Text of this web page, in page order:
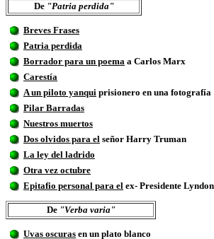
De "Patria perdida"
Breves Frases
Patria perdida
Borrador para un poema a Carlos Marx
Carestía
A un piloto yanqui prisionero en una fotografía
Pilar Barradas
Nuestros muertos
Dos olvidos para el señor Harry Truman
La ley del ladrido
Otra vez octubre
Epitafio personal para el ex- Presidente
De "Verba varia"
Uvas oscuras en un plato blanco